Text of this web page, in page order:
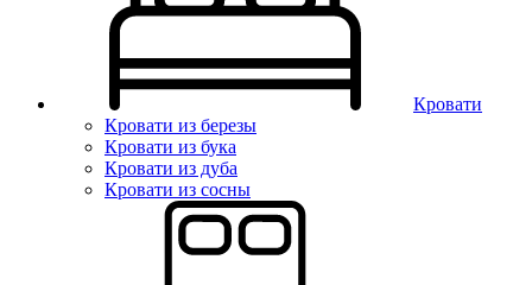
Кровати
Кровати из березы
Кровати из бука
Кровати из дуба
Кровати из сосны